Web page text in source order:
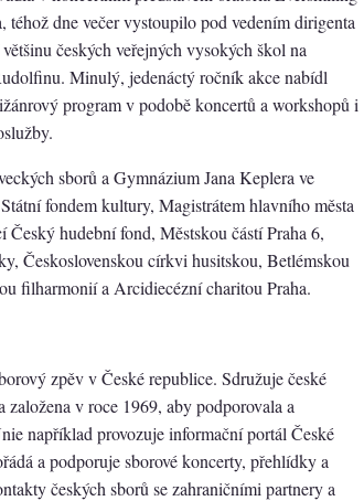
dne večer vystoupilo pod vedením dirigenta
českých veřejných vysokých škol na
Minulý, jedenáctý ročník akce nabídl
program v podobě koncertů a workshopů i
sborů a Gymnázium Jana Keplera ve
fondem kultury, Magistrátem hlavního města
hudební fond, Městskou částí Praha 6,
Československou církvi husitskou, Betlémskou
filharmonií a Arcidiecézní charitou Praha.
zpěv v České republice. Sdružuje české
v roce 1969, aby podporovala a
například provozuje informační portál České
a podporuje sborové koncerty, přehlídky a
českých sborů se zahraničními partnery a